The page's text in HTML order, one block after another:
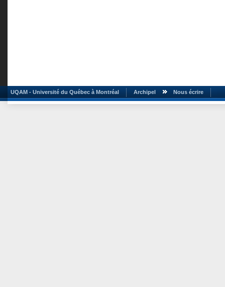
UQAM - Université du Québec à Montréal Archipel Nous écrire